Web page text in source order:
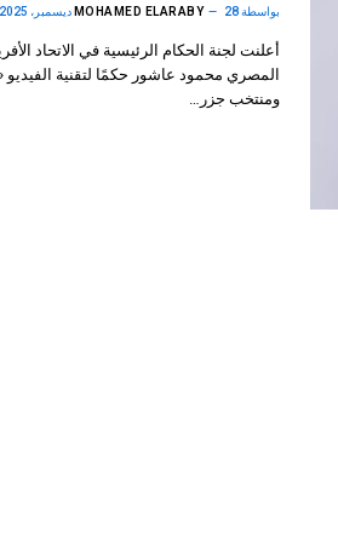
بواسطة MOHAMED ELARABY 28 ديسمبر، 2025
أعلنت لجنة الحكام الرئيسية في الاتحاد
ومنتخب جزر…